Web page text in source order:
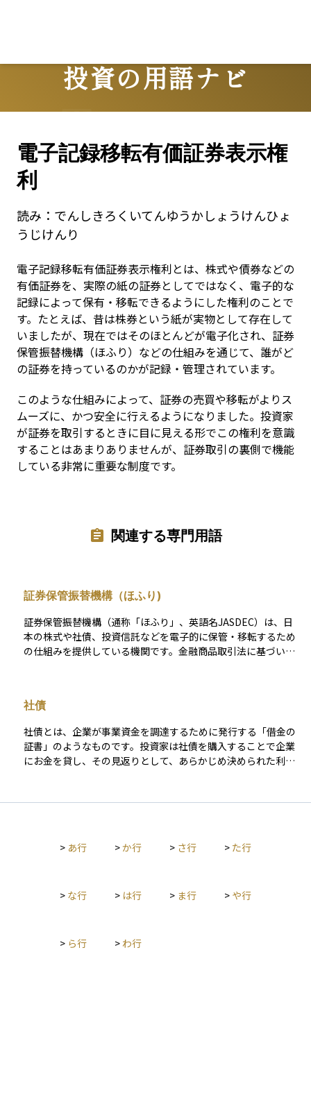
投資の用語ナビ
Terms
電子記録移転有価証券表示権
利
読み： でんしきろくいてんゆうかしょうけんひょ
うじけんり
電子記録移転有価証券表示権利とは、株式や債券などの
有価証券を、実際の紙の証券としてではなく、電子的な
記録によって保有・移転できるようにした権利のことで
す。たとえば、昔は株券という紙が実物として存在して
いましたが、現在ではそのほとんどが電子化され、証券
保管振替機構（ほふり）などの仕組みを通じて、誰がど
の証券を持っているのかが記録・管理されています。
このような仕組みによって、証券の売買や移転がよりス
ムーズに、かつ安全に行えるようになりました。投資家
が証券を取引するときに目に見える形でこの権利を意識
することはあまりありませんが、証券取引の裏側で機能
している非常に重要な制度です。
関連する専門用語
証券保管振替機構（ほふり)
証券保管振替機構（通称「ほふり」、英語名JASDEC）は、日
本の株式や社債、投資信託などを電子的に保管・移転するため
の仕組みを提供している機関です。金融商品取引法に基づいて
物の株券を受け渡していましたが、株券が電子化されたことに
より、現在では実物の受け渡しは不要となり、JASDECのネット
ワーク上で口座の残高を書き換えることで取引が完了する仕組
みになっています。 JASDECではすべての保有情報が一元的に
管理されており、企業は基準日時点での株主情報をすぐに把握
還金、ETFやREITの分配金も同様に自動的に処理されるため、
投資家は手間のかかる書類手続きをせずに済みます。 個人投資
し、未上場株式や名義書換未了株、海外株、従業員持株会での
式の電子化」「取引決済の効率化」「配当などの権利処理の自
社債
社債とは、企業が事業資金を調達するために発行する「借金の
証書」のようなものです。投資家は社債を購入することで企業
にお金を貸し、その見返りとして、あらかじめ決められた利息
とは異なり、社債は不特定多数の投資家から直接資金を集める
小さく、定期的な利息収入が得られる点にあります。一方で、
要です。 安定的な収益を目指しつつ、リスク管理も重視する投
> あ行 >か行 > さ行 > た行
> な行 > は行 > ま行 > や行
> ら行 > わ行